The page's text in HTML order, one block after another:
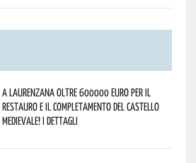
A Laurenzana oltre 600000 euro per il
restauro e il completamento del Castello
Medievale! I dettagli